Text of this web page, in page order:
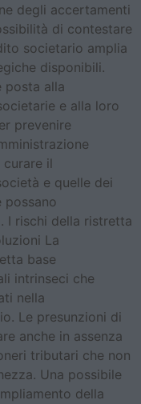
degli accertamenti
di contestare
societario amplia
disponibili.
posta alla
e alla loro
prevenire
curare il
e quelle dei
possano
I rischi della ristretta
La
base
intrinseci che
nella
Le presunzioni di
anche in assenza
tributari che non
Una possibile
della